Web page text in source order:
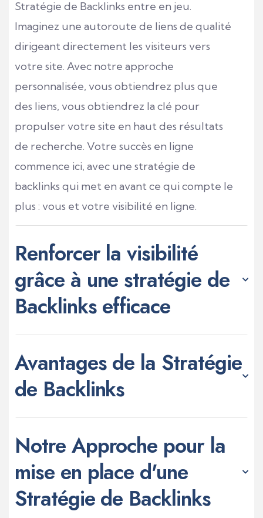
Stratégie de Backlinks entre en jeu.
Imaginez une autoroute de liens de qualité
dirigeant directement les visiteurs vers
votre site. Avec notre approche
personnalisée, vous obtiendrez plus que
des liens, vous obtiendrez la clé pour
propulser votre site en haut des résultats
de recherche. Votre succès en ligne
commence ici, avec une stratégie de
backlinks qui met en avant ce qui compte le
plus : vous et votre visibilité en ligne.
Renforcer la visibilité
grâce à une stratégie de
Backlinks efficace
Avantages de la Stratégie
de Backlinks
Notre Approche pour la
mise en place d'une
Stratégie de Backlinks